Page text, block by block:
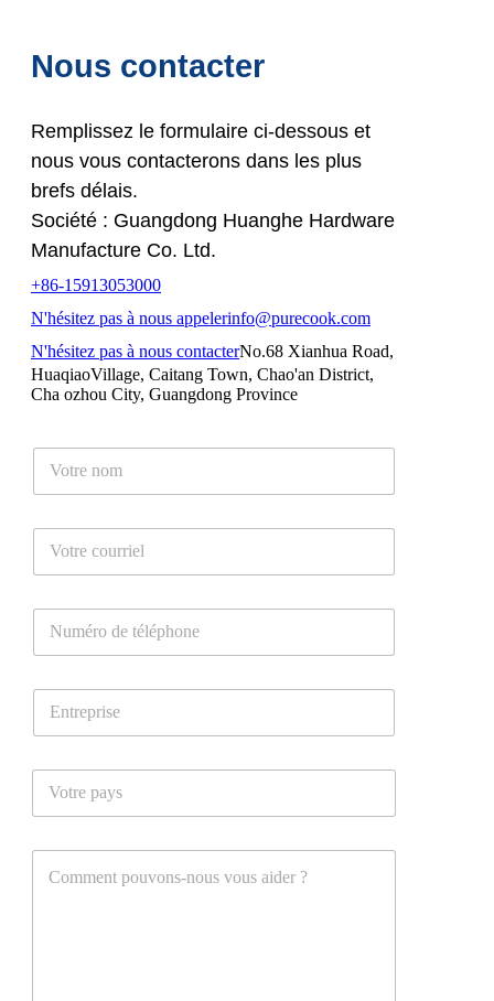
Nous contacter
Remplissez le formulaire ci-dessous et
nous vous contacterons dans les plus
brefs délais.
Société : Guangdong Huanghe Hardware
Manufacture Co. Ltd.
+86-15913053000
N'hésitez pas à nous appelerinfo@purecook.com
N'hésitez pas à nous contacterNo.68 Xianhua Road,
HuaqiaoVillage, Caitang Town, Chao'an District,
Cha ozhou City, Guangdong Province